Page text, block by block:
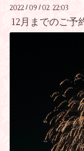
2022 / 09 /02 22:03
12月までのご予